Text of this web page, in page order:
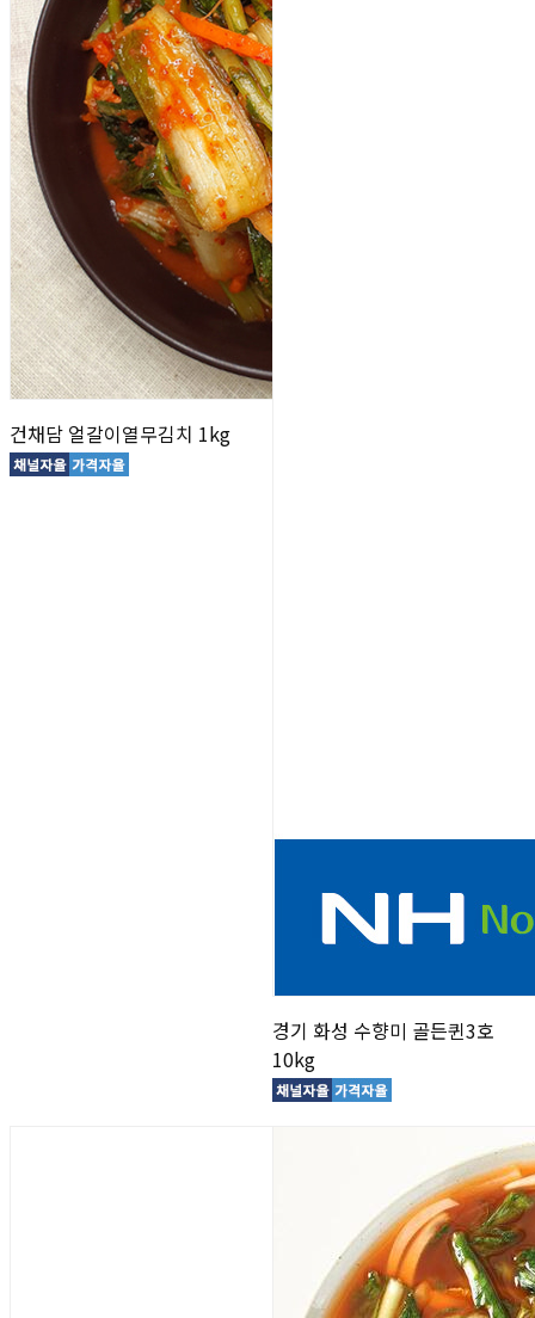
건채담 얼갈이열무김치 1kg
경기 화성 수향미 골든퀸3호
10kg